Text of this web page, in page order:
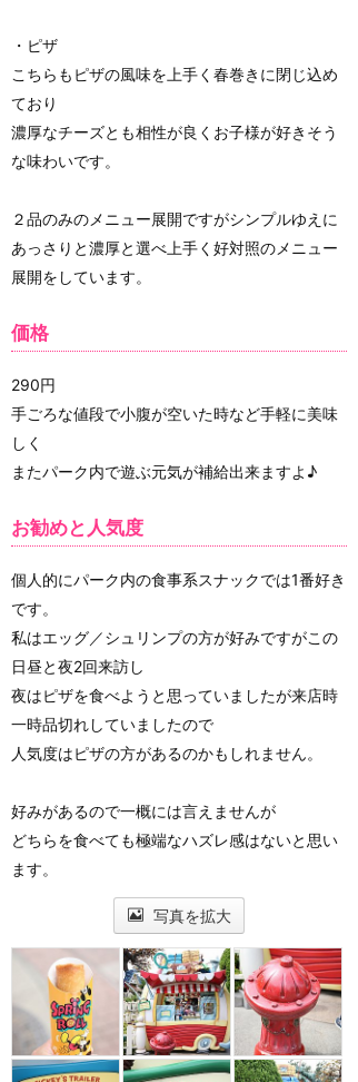
・ピザ
こちらもピザの風味を上手く春巻きに閉じ込め
ており
濃厚なチーズとも相性が良くお子様が好きそう
な味わいです。
２品のみのメニュー展開ですがシンプルゆえに
あっさりと濃厚と選べ上手く好対照のメニュー
展開をしています。
価格
290円
手ごろな値段で小腹が空いた時など手軽に美味
しく
またパーク内で遊ぶ元気が補給出来ますよ♪
お勧めと人気度
個人的にパーク内の食事系スナックでは1番好き
です。
私はエッグ／シュリンプの方が好みですがこの
日昼と夜2回来訪し
夜はピザを食べようと思っていましたが来店時
一時品切れしていましたので
人気度はピザの方があるのかもしれません。
好みがあるので一概には言えませんが
どちらを食べても極端なハズレ感はないと思い
ます。
写真を拡大